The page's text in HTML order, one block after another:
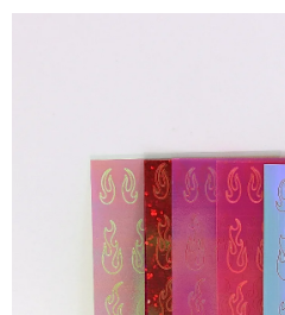
hodnotenie
hviezdičiek.